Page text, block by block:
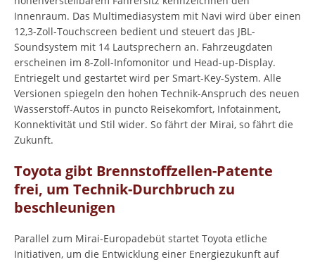
Innenraum. Das Multimediasystem mit Navi wird über einen
12,3-Zoll-Touchscreen bedient und steuert das JBL-
Soundsystem mit 14 Lautsprechern an. Fahrzeugdaten
erscheinen im 8-Zoll-Infomonitor und Head-up-Display.
Entriegelt und gestartet wird per Smart-Key-System. Alle
Versionen spiegeln den hohen Technik-Anspruch des neuen
Wasserstoff-Autos in puncto Reisekomfort, Infotainment,
Konnektivität und Stil wider. So fährt der Mirai, so fährt die
Zukunft.
Toyota gibt Brennstoffzellen-Patente
frei, um Technik-Durchbruch zu
beschleunigen
Parallel zum Mirai-Europadebüt startet Toyota etliche
Initiativen, um die Entwicklung einer Energiezukunft auf